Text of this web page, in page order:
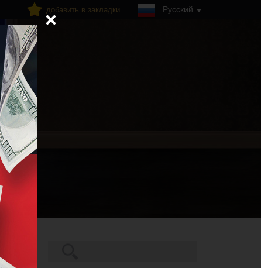
добавить в закладки Русский